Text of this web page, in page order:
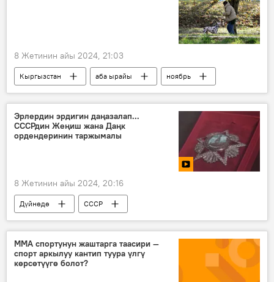
8 Жетинин айы 2024, 21:03
Кыргызстан аба ырайы ноябрь
Эрлердин эрдигин даңазалап...
СССРдин Жеңиш жана Даңк
ордендеринин таржымалы
8 Жетинин айы 2024, 20:16
Дүйнөдө
СССР
Улуу Ата Мекендик согуш
жеңиш
"Даңк" медалы
Орден
сыйлык
Видео
ММА спортунун жаштарга таасири —
спорт аркылуу кантип туура үлгү
көрсөтүүгө болот?